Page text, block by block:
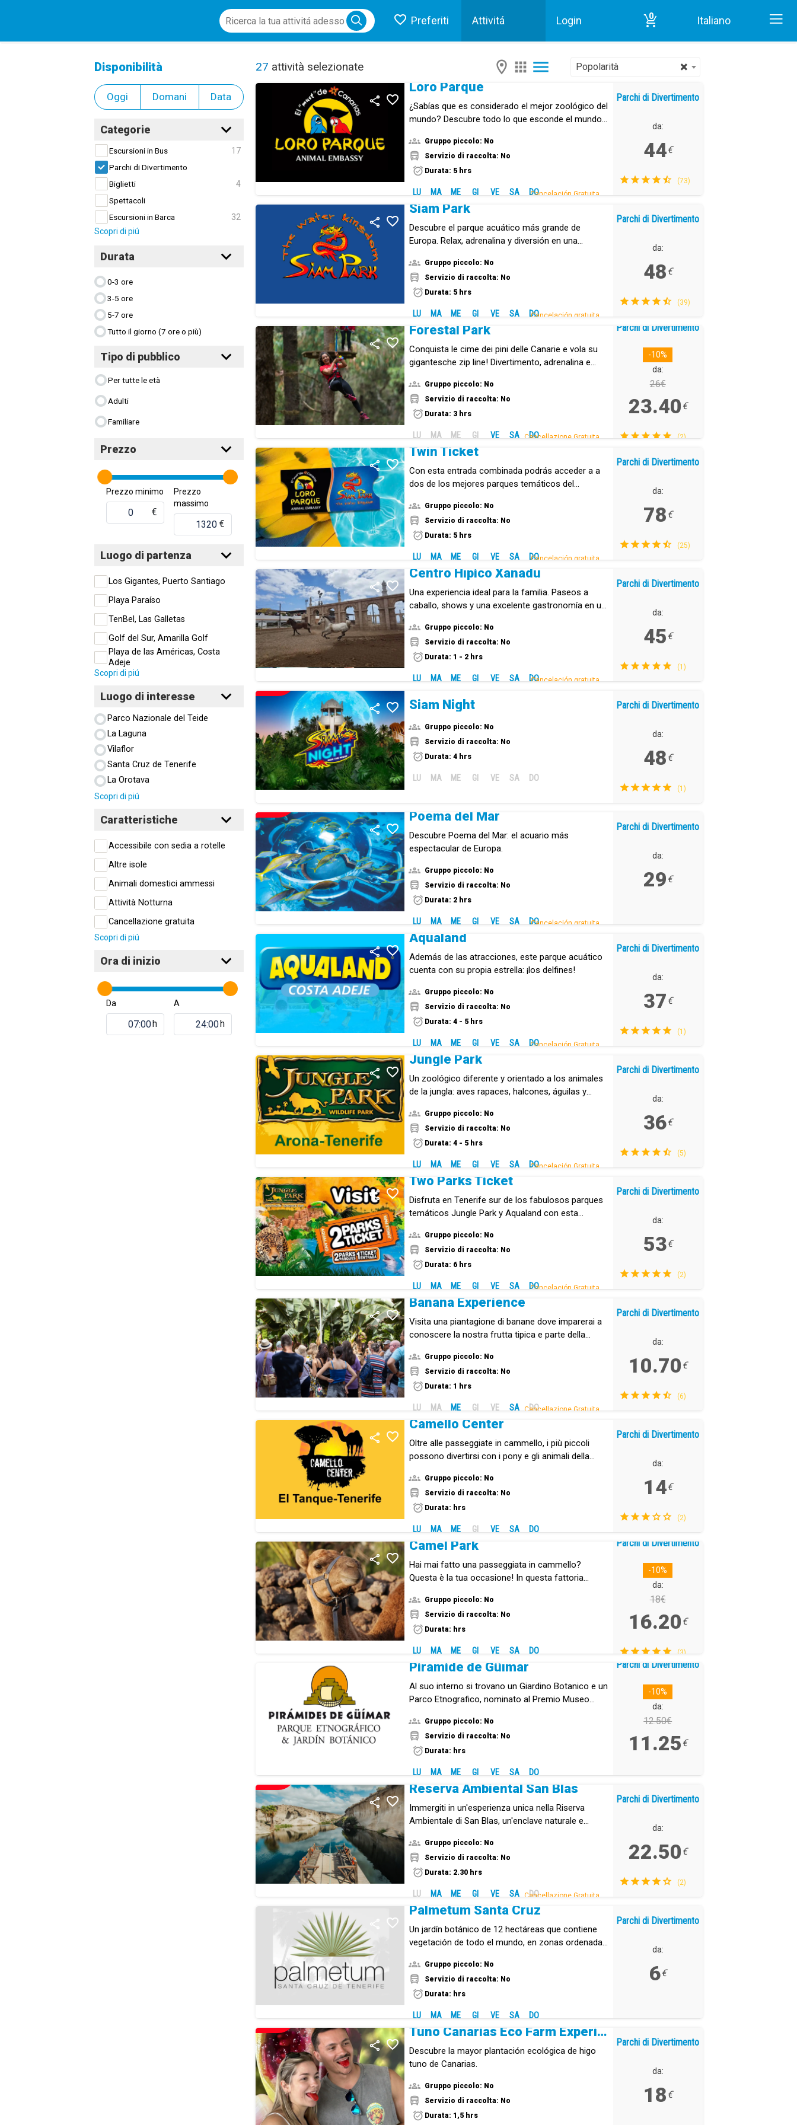
Preferiti Attivitá Login 0 Italiano
Inizio Parchi di Divertimento in Tenerife
Disponibilità
Oggi Domani Data
Categorie
Escursioni in Bus
17
Parchi di Divertimento
Biglietti
4
Spettacoli
Escursioni in Barca
32
Scopri di piú
Durata
0-3 ore
3-5 ore
5-7 ore
Tutto il giorno (7 ore o più)
Tipo di pubblico
Per tutte le età
Adulti
Familiare
Prezzo
Prezzo minimo
€
Prezzo
massimo
€
Luogo di partenza
Los Gigantes, Puerto Santiago
Playa Paraíso
TenBel, Las Galletas
Golf del Sur, Amarilla Golf
Playa de las Américas, Costa
Adeje
Scopri di piú
Luogo di interesse
Parco Nazionale del Teide
La Laguna
Vilaflor
Santa Cruz de Tenerife
La Orotava
Scopri di piú
Caratteristiche
Accessibile con sedia a rotelle
Altre isole
Animali domestici ammessi
Attività Notturna
Cancellazione gratuita
Scopri di piú
Ora di inizio
Da
h
A
h
Close menu
27 attività selezionate ×
Popolarità
Loro Parque
¿Sabías que es considerado el mejor zoológico del
mundo? Descubre todo lo que esconde el mundo
Gruppo piccolo: No
Servizio di raccolta: No
Durata: 5 hrs
LU MA ME GI VE SA DO
Cancelación Gratuita.
Parchi di Divertimento
da:
44€
(73)
Siam Park
Descubre el parque acuático más grande de
Europa. Relax, adrenalina y diversión en una
Gruppo piccolo: No
Servizio di raccolta: No
Durata: 5 hrs
LU MA ME GI VE SA DO
Cancelación gratuita.
Parchi di Divertimento
da:
48 €
(39)
Forestal Park
Conquista le cime dei pini delle Canarie e vola su
gigantesche zip line! Divertimento, adrenalina e
Gruppo piccolo: No
Servizio di raccolta: No
Durata: 3 hrs
LU MA ME GI VE SA DO
Cancellazione Gratuita.
Parchi di Divertimento
-10%
da:
26€
23.40 €
(2)
Twin Ticket
Con esta entrada combinada podrás acceder a a
dos de los mejores parques temáticos del
Gruppo piccolo: No
Servizio di raccolta: No
Durata: 5 hrs
LU MA ME GI VE SA DO
Cancelación gratuita.
Parchi di Divertimento
da:
78 €
(25)
Centro Hípico Xanadú
Una experiencia ideal para la familia. Paseos a
caballo, shows y una excelente gastronomía en un
Gruppo piccolo: No
Servizio di raccolta: No
Durata: 1 - 2 hrs
LU MA ME GI VE SA DO
Cancelación gratuita.
Parchi di Divertimento
da:
45 €
(1)
Siam Night
Gruppo piccolo: No
Servizio di raccolta: No
Durata: 4 hrs
LU MA ME GI VE SA DO
Parchi di Divertimento
da:
48 €
(1)
Poema del Mar
Descubre Poema del Mar: el acuario más
espectacular de Europa.
Gruppo piccolo: No
Servizio di raccolta: No
Durata: 2 hrs
LU MA ME GI VE SA DO
Cancelación gratuita.
Parchi di Divertimento
da:
29 €
Aqualand
Además de las atracciones, este parque acuático
cuenta con su propia estrella: ¡los delfines!
Gruppo piccolo: No
Servizio di raccolta: No
Durata: 4 - 5 hrs
LU MA ME GI VE SA DO
Cancelación Gratuita.
Parchi di Divertimento
da:
37 €
(1)
Jungle Park
Un zoológico diferente y orientado a los animales
de la jungla: aves rapaces, halcones, águilas y
Gruppo piccolo: No
Servizio di raccolta: No
Durata: 4 - 5 hrs
LU MA ME GI VE SA DO
Cancelación Gratuita.
Parchi di Divertimento
da:
36€
(5)
Two Parks Ticket
Disfruta en Tenerife sur de los fabulosos parques
temáticos Jungle Park y Aqualand con esta
Gruppo piccolo: No
Servizio di raccolta: No
Durata: 6 hrs
LU MA ME GI VE SA DO
Cancelación Gratuita.
Parchi di Divertimento
da:
53€
(2)
Banana Experience
Visita una piantagione di banane dove imparerai a
conoscere la nostra frutta tipica e parte della
Gruppo piccolo: No
Servizio di raccolta: No
Durata: 1 hrs
LU MA ME GI VE SA DO
Cancellazione Gratuita.
Parchi di Divertimento
da:
10.70 €
(6)
Camello Center
Oltre alle passeggiate in cammello, i più piccoli
possono divertirsi con i pony e gli animali della
Gruppo piccolo: No
Servizio di raccolta: No
Durata: hrs
LU MA ME GI VE SA DO
Parchi di Divertimento
da:
14€
(2)
Camel Park
Hai mai fatto una passeggiata in cammello?
Questa è la tua occasione! In questa fattoria
Canarie.Gruppo piccolo: No
Servizio di raccolta: No
Durata: hrs
LU MA ME GI VE SA DO
Parchi di Divertimento
-10%
da:
18€
16.20 €
(3)
Pirámide de Güímar
Al suo interno si trovano un Giardino Botanico e un
Parco Etnografico, nominato al Premio Museo
Gruppo piccolo: No
Servizio di raccolta: No
Durata: hrs
LU MA ME GI VE SA DO
Parchi di Divertimento
-10%
da:
12.50€
11.25 €
Reserva Ambiental San Blas
Immergiti in un'esperienza unica nella Riserva
Ambientale di San Blas, un'enclave naturale e
paesaggi vulcanici e biodiversità.
Gruppo piccolo: No
Servizio di raccolta: No
Durata: 2.30 hrs
LU MA ME GI VE SA DO
Cancellazione Gratuita.
Parchi di Divertimento
da:
22.50 €
(2)
Palmetum Santa Cruz
Un jardín botánico de 12 hectáreas que contiene
vegetación de todo el mundo, en zonas ordenadas
Gruppo piccolo: No
Servizio di raccolta: No
Durata: hrs
LU MA ME GI VE SA DO
Parchi di Divertimento
da:
6€
Tuno Canarias Eco Farm Experience
Descubre la mayor plantación ecológica de higo
tuno de Canarias.
Gruppo piccolo: No
Servizio di raccolta: No
Durata: 1,5 hrs
Parchi di Divertimento
da:
18 €